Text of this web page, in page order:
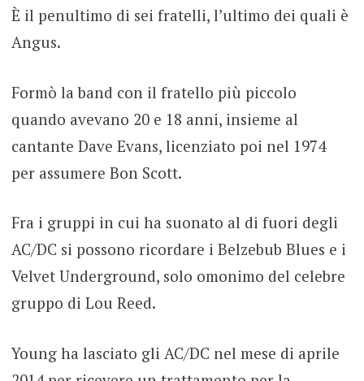
È il penultimo di sei fratelli, l’ultimo dei quali è
Angus.
Formò la band con il fratello più piccolo
quando avevano 20 e 18 anni, insieme al
cantante Dave Evans, licenziato poi nel 1974
per assumere Bon Scott.
Fra i gruppi in cui ha suonato al di fuori degli
AC/DC si possono ricordare i Belzebub Blues e i
Velvet Underground, solo omonimo del celebre
gruppo di Lou Reed.
Young ha lasciato gli AC/DC nel mese di aprile